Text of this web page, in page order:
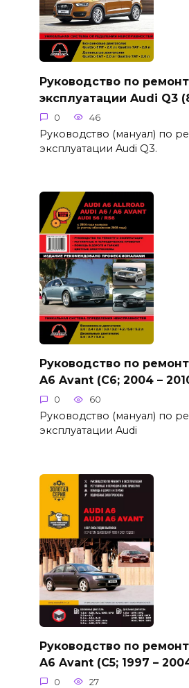
Руководство по
эксплуатации Audi Q3
0 46
Руководство (мануал) по
эксплуатации Audi Q3.
Руководство по
A6 Avant (C6; 2004 –
0 60
Руководство (мануал) по
эксплуатации Audi
Руководство по
A6 Avant (C5; 1997 –
0 27